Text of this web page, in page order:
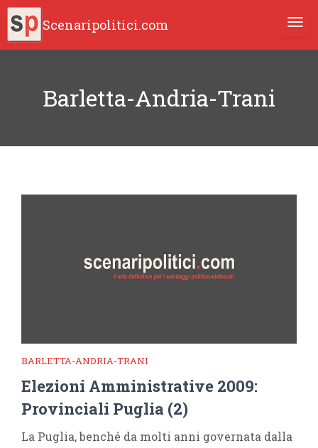
Scenaripolitici.com
Barletta-Andria-Trani
BARLETTA-ANDRIA-TRANI
Elezioni Amministrative 2009:
Provinciali Puglia (2)
La Puglia, benché da molti anni governata dalla